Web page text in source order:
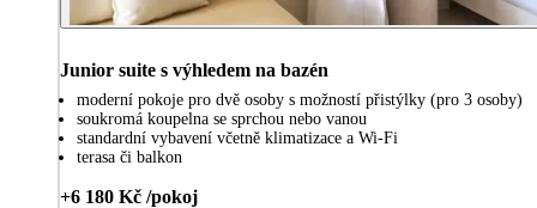
Junior suite s výhledem na bazén
moderní pokoje pro dvě osoby s možností přistýlky (pro 3 osoby)
soukromá koupelna se sprchou nebo vanou
standardní vybavení včetně klimatizace a Wi-Fi
terasa či balkon
+6 180 Kč /pokoj